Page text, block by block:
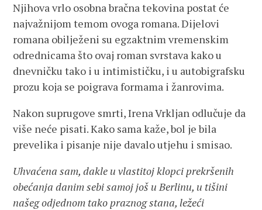
Njihova vrlo osobna bračna tekovina postat će
najvažnijom temom ovoga romana. Dijelovi
romana obilježeni su egzaktnim vremenskim
odrednicama što ovaj roman svrstava kako u
dnevničku tako i u intimističku, i u autobigrafsku
prozu koja se poigrava formama i žanrovima.
Nakon suprugove smrti, Irena Vrkljan odlučuje da
više neće pisati. Kako sama kaže, bol je bila
prevelika i pisanje nije davalo utjehu i smisao.
Uhvaćena sam, dakle u vlastitoj klopci prekršenih
obećanja danim sebi samoj još u Berlinu, u tišini
našeg odjednom tako praznog stana, ležeći